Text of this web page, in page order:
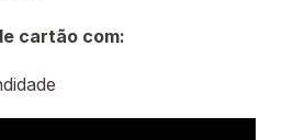
cartão com: